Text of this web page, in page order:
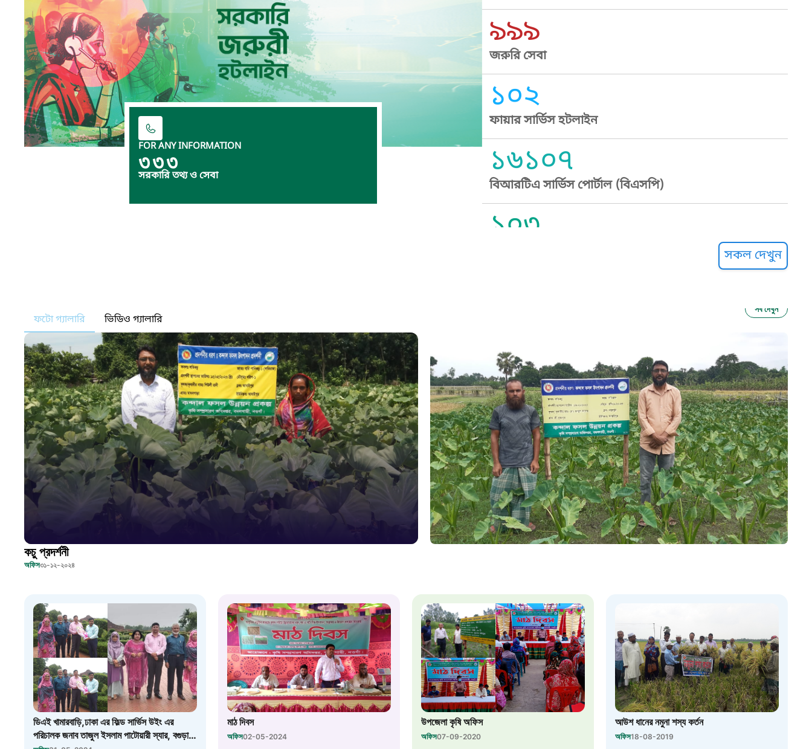
FOR ANY INFORMATION
৩৩৩
সরকারি তথ্য ও সেবা
৯৯৯
জরুরি সেবা
১০২
ফায়ার সার্ভিস হটলাইন
১৬১০৭
বিআরটিএ সার্ভিস পোর্টাল (বিএসপি)
১০৩
১০৬
দুদক
১০২
দুর্যোগের আগাম বার্তা
১৬১২২
স্মার্ট ভূমি সেবা
১০৯৮
১৬১০৯
বাংলাদেশ কর্মচারী কল্যাণ বোর্ড হটলাইন
০১৯০৮৮৮৮৮৮৮
মাদকদ্রব্য নিয়ন্ত্রণ হটলাইন
সকল দেখুন
ফটো গ্যালারি ভিডিও গ্যালারি
সব দেখুন
কচু প্রদর্শনী
অফিস৩১-১২-২০২৪
ডিএই খামারবাড়ি,ঢাকা এর ফিল্ড সার্ভিস উইং এর
পরিচালক জনাব তাজুল ইসলাম পাটোয়ারী স্যার, বগুড়া
মাঠ দিবস
অফিস02-05-2024
উপজেলা কৃষি অফিস
অফিস07-09-2020
আউশ ধানের নমুনা শস্য কর্তন
অফিস18-08-2019